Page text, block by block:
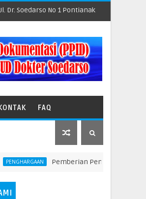
Jl. Dr. Soedarso No 1 Pontianak
FAQ
Pemberian Penghargaan kepada